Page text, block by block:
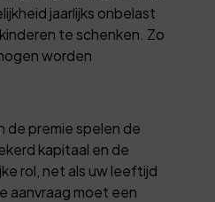
jaarlijks onbelast
te schenken. Zo
worden
de premie spelen de
kapitaal en de
rol, net als uw leeftijd
aanvraag moet een